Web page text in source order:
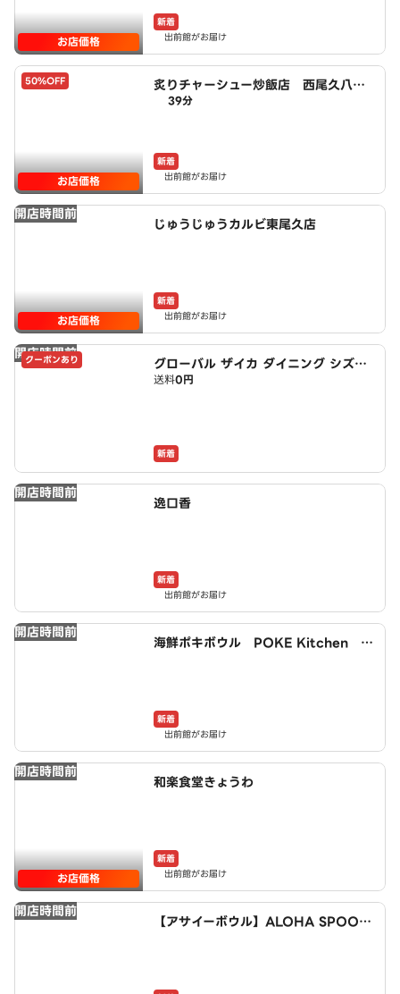
お店価格
新着
出前館がお届け
50%OFF
お店価格
炙りチャーシュー炒飯店 西尾久八丁
目店 powered by LAWSON
39分
新着
出前館がお届け
開店時間前
お店価格
じゅうじゅうカルビ東尾久店
新着
出前館がお届け
開店時間前
クーポンあり
グローバル ザイカ ダイニング シズラ
ーGlobalZaika
送料0円
新着
開店時間前
逸口香
新着
出前館がお届け
開店時間前
海鮮ポキボウル POKE Kitchen 十
新着
出前館がお届け
開店時間前
お店価格
和楽食堂きょうわ
新着
出前館がお届け
開店時間前
【アサイーボウル】ALOHA SPOON